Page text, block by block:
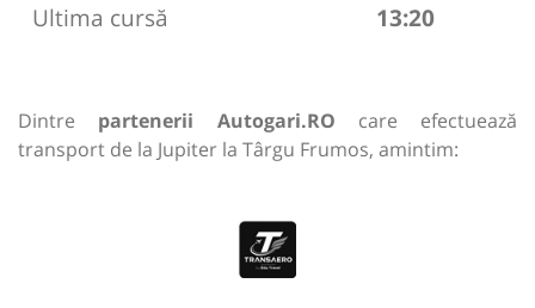
Ultima cursă
13:20
Dintre partenerii Autogari.RO care efectuează
transport de la Jupiter la Târgu Frumos, amintim: